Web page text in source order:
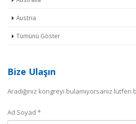
Austria
Tümünü Göster
Bize Ulaşın
Aradığınız kongreyi bulamıyorsanız lütfen
Ad Soyad *